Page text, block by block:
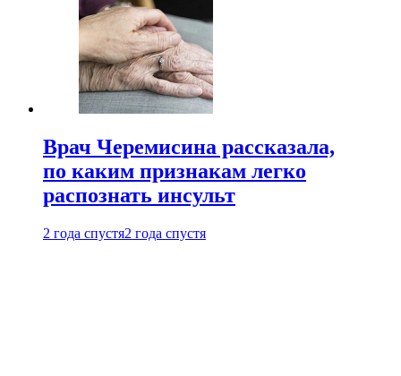
Врач Черемисина рассказала,
по каким признакам легко
распознать инсульт
2 года спустя2 года спустя